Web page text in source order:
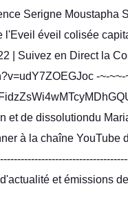
Serigne Moustapha
éveil colisée
| Suivez en Direct la
-~-
et de dissolutiondu
à la chaîne YouTube
et émissions